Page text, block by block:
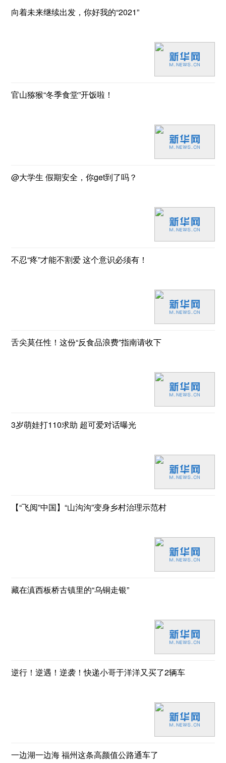
向着未来继续出发，你好我的“2021”
官山猕猴“冬季食堂”开饭啦！
@大学生 假期安全，你get到了吗？
不忍“疼”才能不割爱 这个意识必须有！
舌尖莫任性！这份“反食品浪费”指南请收下
3岁萌娃打110求助 超可爱对话曝光
【“飞阅”中国】“山沟沟”变身乡村治理示范村
藏在滇西板桥古镇里的“乌铜走银”
逆行！逆遇！逆袭！快递小哥于洋洋又买了2辆车
一边湖一边海 福州这条高颜值公路通车了